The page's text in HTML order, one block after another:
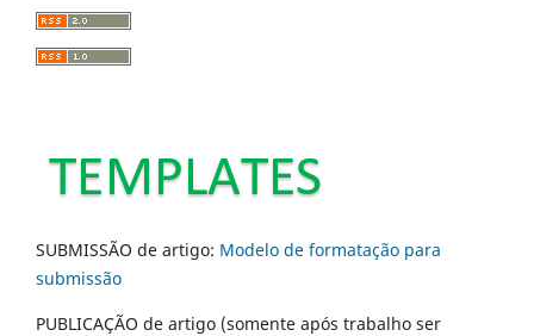
SUBMISSÃO de artigo: Modelo de formatação para
submissão
PUBLICAÇÃO de artigo (somente após trabalho ser